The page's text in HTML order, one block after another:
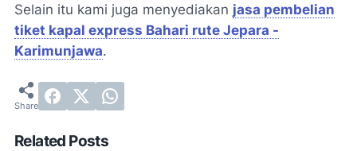
Selain itu kami juga menyediakan jasa pembelian
tiket kapal express Bahari rute Jepara -
Karimunjawa.
Related Posts